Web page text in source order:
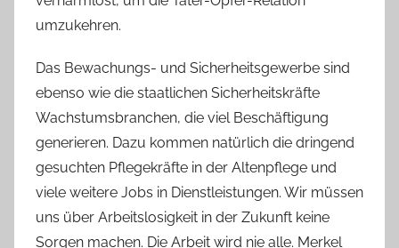
umzukehren.
Das Bewachungs- und Sicherheitsgewerbe sind
ebenso wie die staatlichen Sicherheitskräfte
Wachstumsbranchen, die viel Beschäftigung
generieren. Dazu kommen natürlich die dringend
gesuchten Pflegekräfte in der Altenpflege und
viele weitere Jobs in Dienstleistungen. Wir müssen
uns über Arbeitslosigkeit in der Zukunft keine
Sorgen machen. Die Arbeit wird nie alle. Merkel